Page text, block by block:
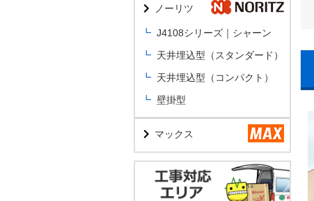
ノーリツ
J4108シリーズ｜シャーン
天井埋込型（スタンダード）
天井埋込型（コンパクト）
壁掛型
マックス